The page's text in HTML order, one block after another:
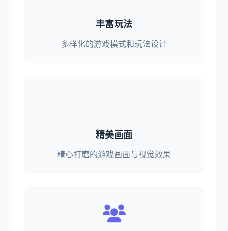
丰富玩法
多样化的游戏模式和玩法设计
精美画面
精心打磨的游戏画面与视觉效果